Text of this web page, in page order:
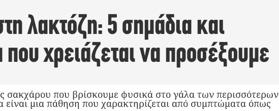
λακτόζη: 5 σημάδια και
χρειάζεται να προσέξουμε
σακχάρου που βρίσκουμε φυσικά στο γάλα των περισσότερων
είναι μια πάθηση που χαρακτηρίζεται από συμπτώματα όπως